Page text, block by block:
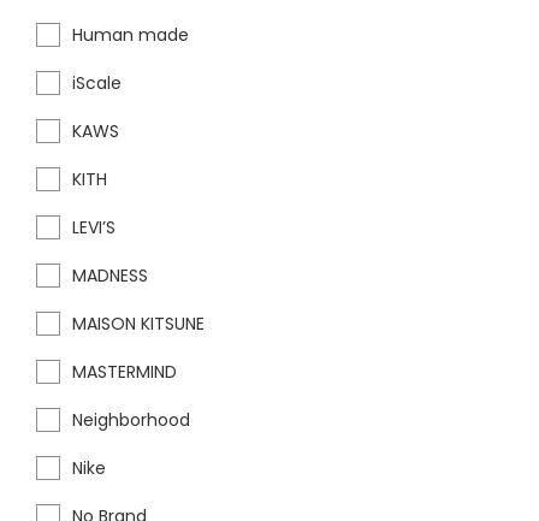
Human made
iScale
KAWS
KITH
LEVI’S
MADNESS
MAISON KITSUNE
MASTERMIND
Neighborhood
Nike
No Brand